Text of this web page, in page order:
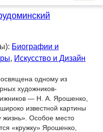
Биографии и
, Искусство и Дизайн
одному из
художников-
— Н. А. Ярошенко,
известной картины
жизнь». Особое место
«кружку» Ярошенко,